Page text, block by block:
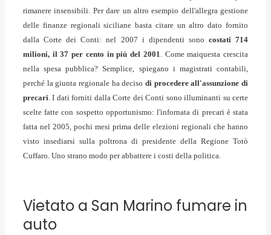
rimanere insensibili. Per dare un altro esempio dell'allegra gestione
delle finanze regionali siciliane basta citare un altro dato fornito
dalla Corte dei Conti: nel 2007 i dipendenti sono costati 714
milioni, il 37 per cento in più del 2001. Come maiquesta crescita
nella spesa pubblica? Semplice, spiegano i magistrati contabili,
perché la giunta regionale ha deciso di procedere all'assunzione di
precari. I dati forniti dalla Corte dei Conti sono illuminanti su certe
scelte fatte con sospetto opportunismo: l'infornata di precari è stata
fatta nel 2005, pochi mesi prima delle elezioni regionali che hanno
visto insediarsi sulla poltrona di presidente della Regione Totò
Cuffaro. Uno strano modo per abbattere i costi della politica.
Vietato a San Marino fumare in
auto